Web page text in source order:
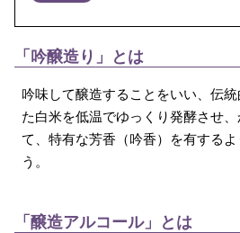
「吟醸造り」とは
吟味して醸造することをいい、伝
た白米を低温でゆっくり発酵させ
て、特有な芳香（吟香）を有する
う。
「醸造アルコール」とは